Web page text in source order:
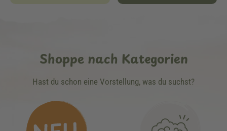
Shoppe nach Kategorien
Hast du schon eine Vorstellung, was du suchst?